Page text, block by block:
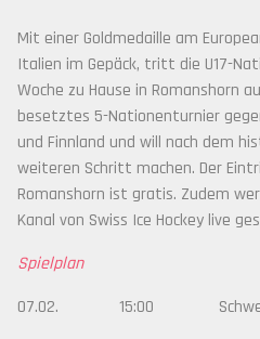
Mit einer Goldmedaille am
Italien im Gepäck, tritt die U17-
Woche zu Hause in Romanshorn
besetztes 5-Nationenturnier
und Finnland und will nach dem
weiteren Schritt machen. Der
Romanshorn ist gratis. Zudem
Kanal von Swiss Ice Hockey live
Spielplan
07.02. 15:00 Schweiz –